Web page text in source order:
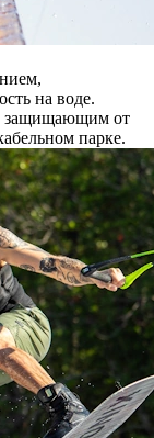
на воде.
защищающим от
парке.